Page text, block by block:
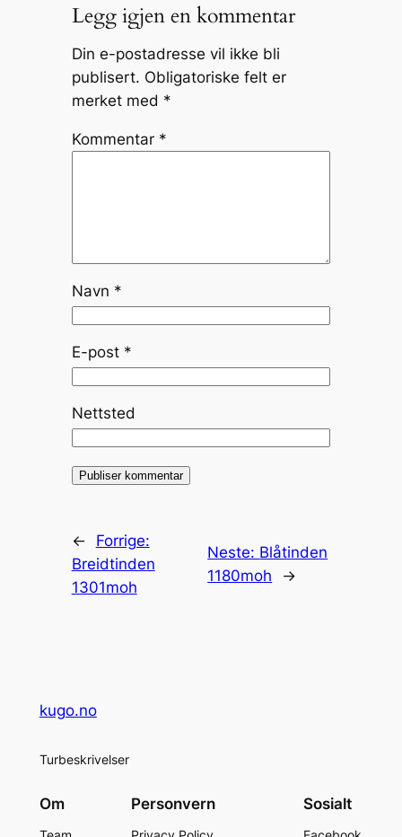
Legg igjen en kommentar
Din e-postadresse vil ikke bli
publisert. Obligatoriske felt er
merket med *
Kommentar *
Navn *
E-post *
Nettsted
←
Forrige:
Breidtinden
1301moh
Neste: Blåtinden
1180moh
→
kugo.no
Turbeskrivelser
Om Personvern Sosialt